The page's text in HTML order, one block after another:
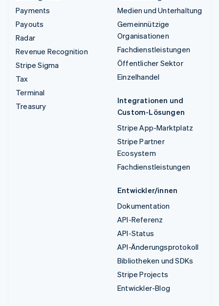
Payments
Payouts
Radar
Revenue Recognition
Stripe Sigma
Tax
Terminal
Treasury
Medien und Unterhaltung
Gemeinnützige
Organisationen
Fachdienstleistungen
Öffentlicher Sektor
Einzelhandel
Integrationen und
Custom-Lösungen
Stripe App-Marktplatz
Stripe Partner
Ecosystem
Fachdienstleistungen
Entwickler/innen
Dokumentation
API-Referenz
API-Status
API-Änderungsprotokoll
Bibliotheken und SDKs
Stripe Projects
Entwickler-Blog